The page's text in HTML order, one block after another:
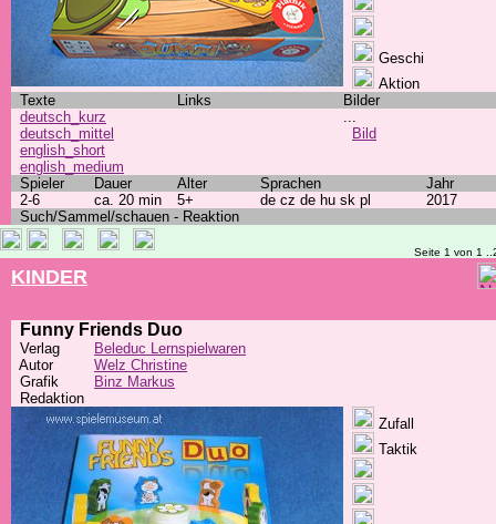
Geschi
Aktion
Texte
Links
Bilder
deutsch_kurz
deutsch_mittel
english_short
english_medium
...
Bild
Spieler Dauer Alter Sprachen
Jahr
2-6
ca. 20 min 5+ de cz de hu sk pl
2017
Such/Sammel/schauen - Reaktion
Seite 1 von 1
KINDER
Funny Friends Duo
Verlag
Beleduc Lernspielwaren
Autor
Welz Christine
Grafik
Binz Markus
Redaktion
Zufall
Taktik